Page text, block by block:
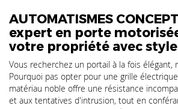
AUTOMATISMES
expert en porte
votre propriété avec style
Vous recherchez un portail à la fois élégant,
Pourquoi pas opter pour une grille
matériau noble offre une résistance
et aux tentatives d'intrusion, tout en